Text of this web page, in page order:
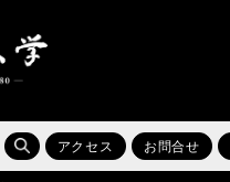
アクセス お問合せ